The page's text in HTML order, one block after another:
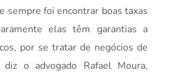
sempre foi encontrar boas taxas
elas têm garantias a
por se tratar de negócios de
diz o advogado Rafael Moura,